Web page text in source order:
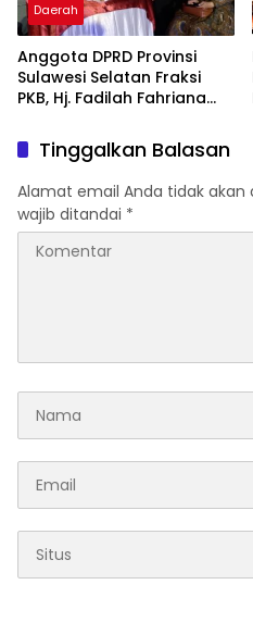
Daerah
Anggota DPRD Provinsi
Sulawesi Selatan Fraksi
PKB, Hj. Fadilah Fahriana
Takalar Menyalakan
Lentera Pengabdian
Melalui Malam Apresiasi
dan Inovasi Award 2026
Tinggalkan Balasan
Alamat email Anda tidak akan
wajib ditandai *